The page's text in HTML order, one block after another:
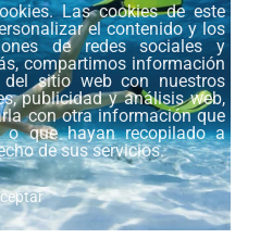
Las cookies de este
el contenido y los
de redes sociales y
compartimos información
sitio web con nuestros
publicidad y análisis web,
con otra información que
o que hayan recopilado a
de sus servicios.